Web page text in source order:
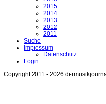
2015
2014
2013
2012
2011
Suche
Impressum
Datenschutz
Login
Copyright 2011 - 2026